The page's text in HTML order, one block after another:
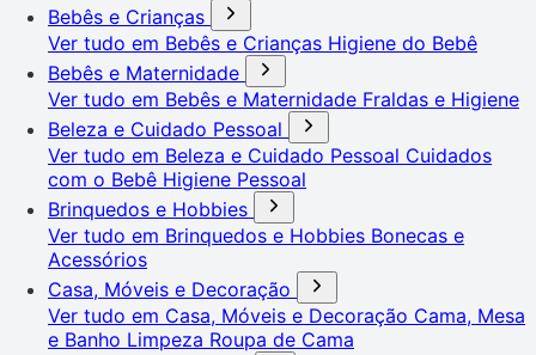
Bebês e Crianças
Ver tudo em Bebês e Crianças Higiene do Bebê
Bebês e Maternidade
Ver tudo em Bebês e Maternidade Fraldas e Higiene
Beleza e Cuidado Pessoal
Ver tudo em Beleza e Cuidado Pessoal Cuidados
com o Bebê Higiene Pessoal
Brinquedos e Hobbies
Ver tudo em Brinquedos e Hobbies Bonecas e
Acessórios
Casa, Móveis e Decoração
Ver tudo em Casa, Móveis e Decoração Cama, Mesa
e Banho Limpeza Roupa de Cama